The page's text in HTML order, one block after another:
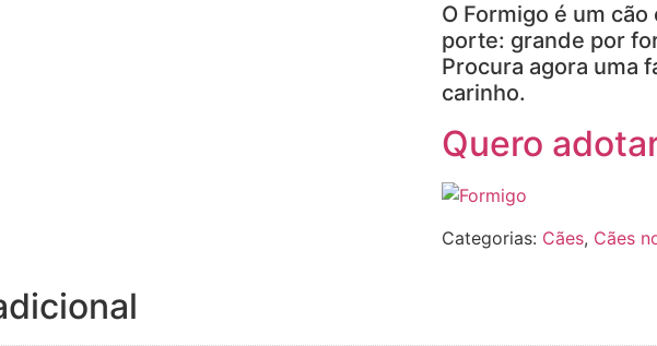
O Formigo é um
porte: grande por
Procura agora uma
carinho.
Quero
Categorias: Cães, Cães